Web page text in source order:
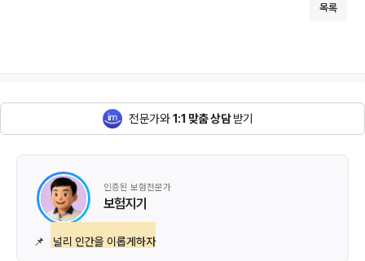
목록
전문가와1:1 맞춤 상담받기
인증된 보험전문가
보험지기
📌 널리 인간을 이롭게하자